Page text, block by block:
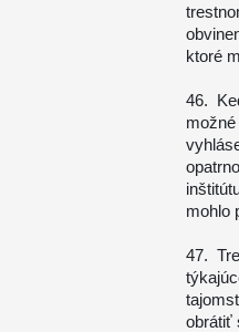
ktoré
46.
mohlo
47.
obrátiť